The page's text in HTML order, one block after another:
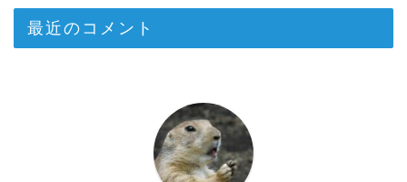
最近のコメント